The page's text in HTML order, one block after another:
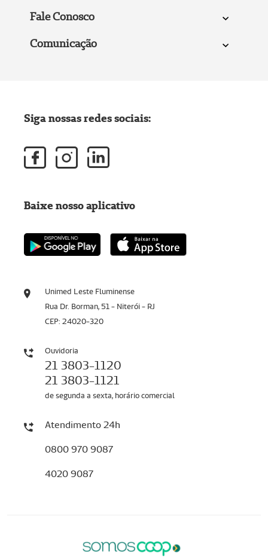
Fale Conosco
Comunicação
Unimed Leste Fluminense
Rua Dr. Borman, 51 - Niterói - RJ
CEP: 24020-320
Ouvidoria
21 3803-1120
21 3803-1121
de segunda a sexta, horário comercial
Atendimento 24h
0800 970 9087
4020 9087
Siga nossas redes sociais:
Baixe nosso aplicativo